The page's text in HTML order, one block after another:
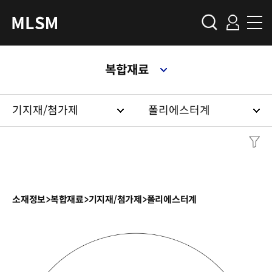
복합재료
기지재/첨가제 폴리에스터계
소재정보>복합재료>기지재/첨가제>폴리에스터계